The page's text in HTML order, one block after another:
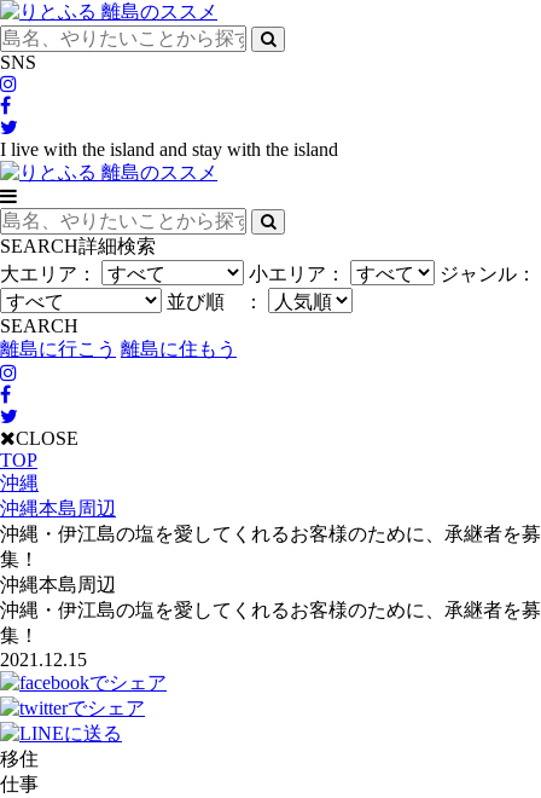
SNS
I live with the island and stay with the island
SEARCH詳細検索
大エリア：
小エリア：
ジャンル：
並び順 ：
SEARCH
離島に行こう 離島に住もう
CLOSE
TOP
沖縄
沖縄本島周辺
沖縄・伊江島の塩を愛してくれるお客様のために、承継者を募
集！
沖縄本島周辺
沖縄・伊江島の塩を愛してくれるお客様のために、承継者を募
集！
2021.12.15
移住
仕事